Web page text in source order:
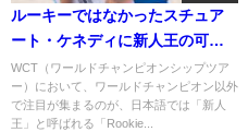
ルーキーではなかったスチュア
ート・ケネディに新人王の可能
性が！？異例の今季ワールドツ
アー
WCT（ワールドチャンピオンシップツア
ー）において、ワールドチャンピオン以外
で注目が集まるのが、日本語では「新人
王」と呼ばれる「Rookie...